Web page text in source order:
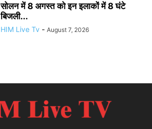
सोलन में 8 अगस्त को इन इलाकों में 8 घंटे
बिजली...
HIM Live Tv - August 7, 2026